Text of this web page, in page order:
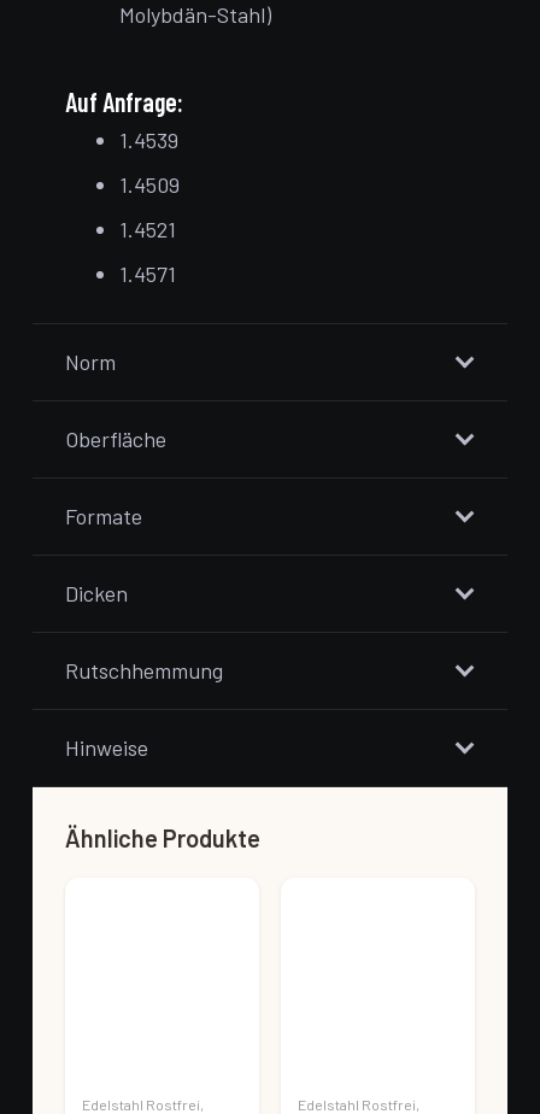
Molybdän-Stahl)
Auf Anfrage:
1.4539
1.4509
1.4521
1.4571
Norm
Oberfläche
Formate
Dicken
Rutschhemmung
Hinweise
Ähnliche Produkte
Edelstahl Rostfrei Edelstahl Rostfrei